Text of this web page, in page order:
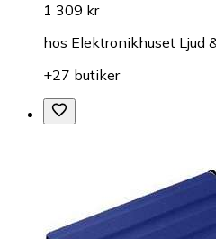
1 309 kr
hos Elektronikhuset Ljud
+27 butiker